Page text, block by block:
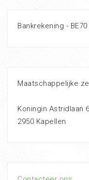
Bankrekening -
Maatschappelijke
Koningin Astridlaan 6
2950 Kapellen